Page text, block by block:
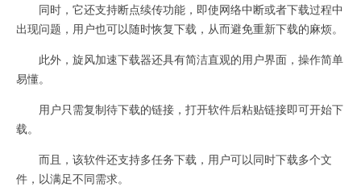
同时，它还支持断点续传功能，即使网络中断或者下载过程中
出现问题，用户也可以随时恢复下载，从而避免重新下载的麻烦。
此外，旋风加速下载器还具有简洁直观的用户界面，操作简单
易懂。
用户只需复制待下载的链接，打开软件后粘贴链接即可开始下
载。
而且，该软件还支持多任务下载，用户可以同时下载多个文
件，以满足不同需求。